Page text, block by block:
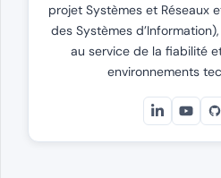
projet Systèmes et Réseaux
des Systèmes
au service de la fiabilité
environnements